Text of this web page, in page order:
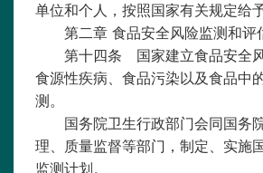
单位和个人，按照国家有关规定给
第二章 食品安全风险监测和评
第十四条 国家建立食品安全风
食源性疾病、食品污染以及食品中
测。
国务院卫生行政部门会同国务
理、质量监督等部门，制定、实施
监测计划。